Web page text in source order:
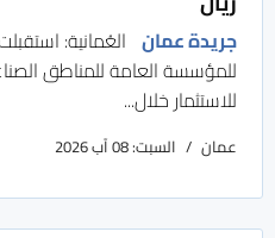
جريدة عمان العُمانية:
للاستثمار خلال...
عمان السبت: 08 آب 2026